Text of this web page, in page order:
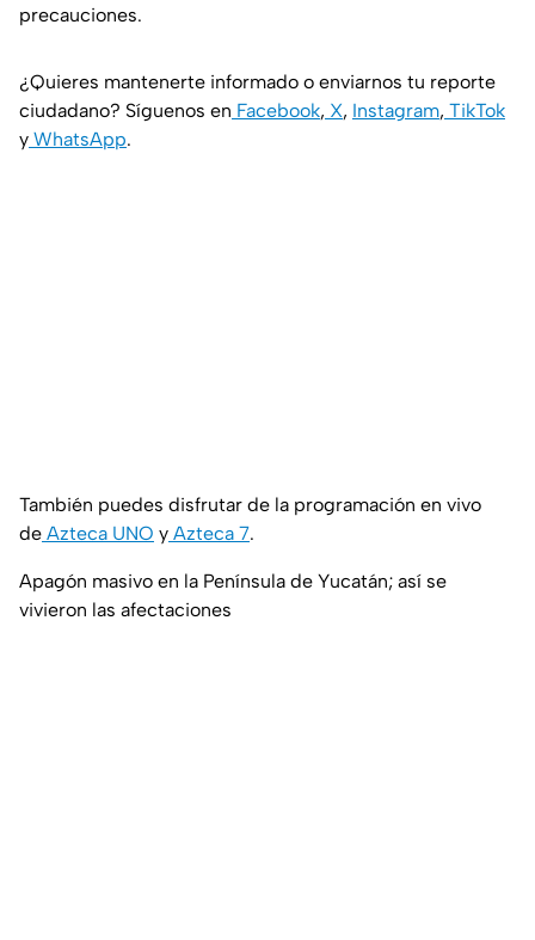
precauciones.
¿Quieres mantenerte informado o enviarnos tu reporte
ciudadano? Síguenos en Facebook, X, Instagram, TikTok
y WhatsApp.
También puedes disfrutar de la programación en vivo
de Azteca UNO y Azteca 7.
Apagón masivo en la Península de Yucatán; así se
vivieron las afectaciones